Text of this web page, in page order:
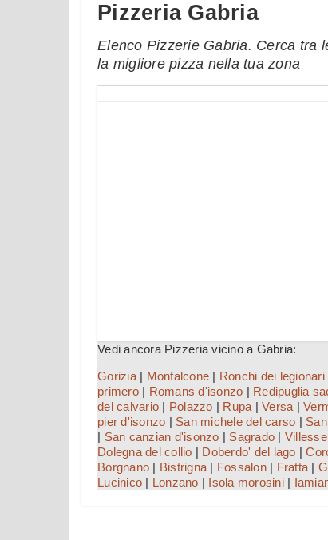
Pizzeria Gabria
Elenco Pizzerie Gabria. Cerca tra
la migliore pizza nella tua zona
Vedi ancora Pizzeria vicino a Gabria:
Gorizia| Monfalcone | Ronchi dei legionari
primero| Romans d'isonzo | Redipuglia
del calvario | Polazzo | Rupa | Versa |
pier d'isonzo | San michele del carso |
| San canzian d'isonzo | Sagrado | Villesse
Dolegna del collio | Doberdo' del lago |
Borgnano | Bistrigna | Fossalon| Fratta |
Lucinico | Lonzano | Isola morosini|